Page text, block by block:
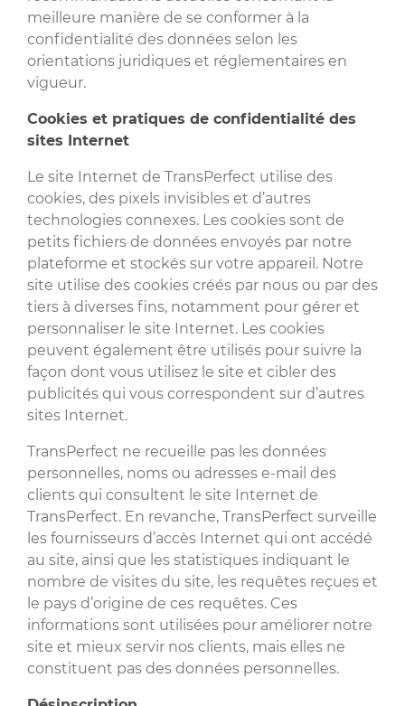
meilleure manière de se conformer à la
confidentialité des données selon les
orientations juridiques et réglementaires en
vigueur.
Cookies et pratiques de confidentialité des
sites Internet
Le site Internet de TransPerfect utilise des
cookies, des pixels invisibles et d’autres
technologies connexes. Les cookies sont de
petits fichiers de données envoyés par notre
plateforme et stockés sur votre appareil. Notre
site utilise des cookies créés par nous ou par des
tiers à diverses fins, notamment pour gérer et
personnaliser le site Internet. Les cookies
peuvent également être utilisés pour suivre la
façon dont vous utilisez le site et cibler des
publicités qui vous correspondent sur d’autres
sites Internet.
TransPerfect ne recueille pas les données
personnelles, noms ou adresses e-mail des
clients qui consultent le site Internet de
TransPerfect. En revanche, TransPerfect surveille
les fournisseurs d’accès Internet qui ont accédé
au site, ainsi que les statistiques indiquant le
nombre de visites du site, les requêtes reçues et
le pays d’origine de ces requêtes. Ces
informations sont utilisées pour améliorer notre
site et mieux servir nos clients, mais elles ne
constituent pas des données personnelles.